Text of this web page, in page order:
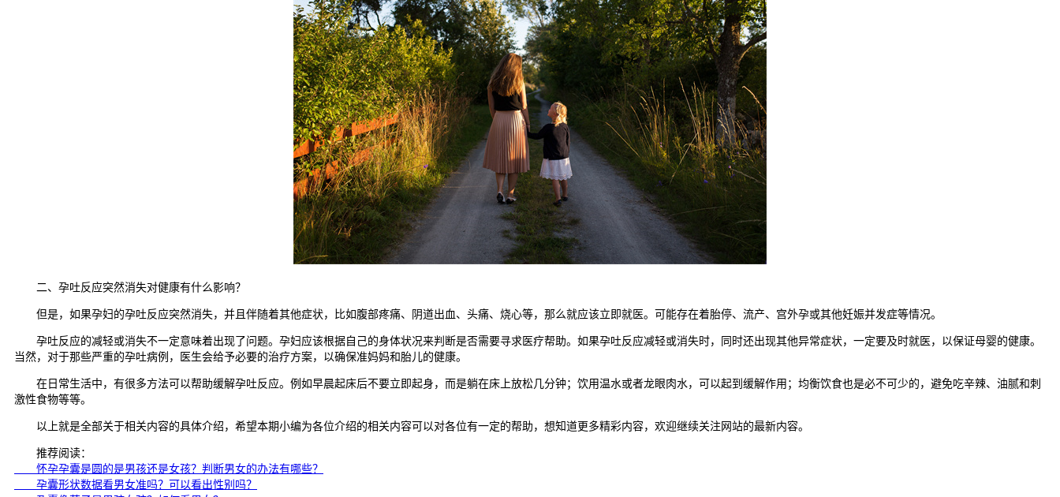
二、孕吐反应突然消失对健康有什么影响？
但是，如果孕妇的孕吐反应突然消失，并且伴随着其他症状，比如腹部疼痛、阴道出血、头痛、烧心等，那么就应该立即就医。可能存在着胎停、流产、宫外孕或其他妊娠并发症等情况。
孕吐反应的减轻或消失不一定意味着出现了问题。孕妇应该根据自己的身体状况来判断是否需要寻求医疗帮助。如果孕吐反应减轻或消失时，同时还出现其他异常症状，一定要及时就医，以保证母婴的健康。
当然，对于那些严重的孕吐病例，医生会给予必要的治疗方案，以确保准妈妈和胎儿的健康。
在日常生活中，有很多方法可以帮助缓解孕吐反应。例如早晨起床后不要立即起身，而是躺在床上放松几分钟；饮用温水或者龙眼肉水，可以起到缓解作用；均衡饮食也是必不可少的，避免吃辛辣、油腻和刺
激性食物等等。
以上就是全部关于相关内容的具体介绍，希望本期小编为各位介绍的相关内容可以对各位有一定的帮助，想知道更多精彩内容，欢迎继续关注网站的最新内容。
推荐阅读：
怀孕孕囊是圆的是男孩还是女孩？判断男女的办法有哪些？
孕囊形状数据看男女准吗？可以看出性别吗？